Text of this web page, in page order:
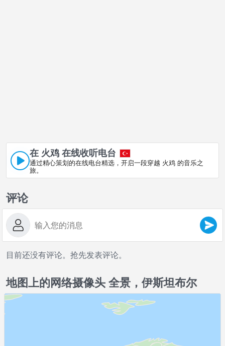
在 火鸡 在线收听电台
通过精心策划的在线电台精选，开启一段穿越 火鸡 的音乐之
旅。
评论
目前还没有评论。抢先发表评论。
地图上的网络摄像头 全景，伊斯坦布尔